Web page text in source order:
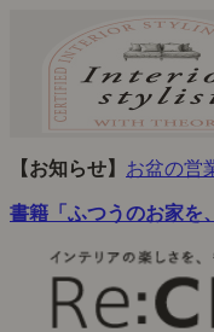
【お知らせ】 お盆の営
書籍「ふつうのお家を